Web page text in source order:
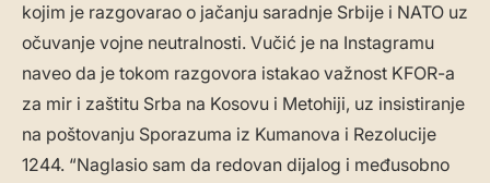
kojim je razgovarao o jačanju saradnje Srbije i NATO uz
očuvanje vojne neutralnosti. Vučić je na Instagramu
naveo da je tokom razgovora istakao važnost KFOR-a
za mir i zaštitu Srba na Kosovu i Metohiji, uz insistiranje
na poštovanju Sporazuma iz Kumanova i Rezolucije
1244. “Naglasio sam da redovan dijalog i međusobno